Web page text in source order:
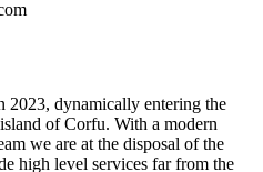
2023, dynamically entering the
of Corfu. With a modern
we are at the disposal of the
high level services far from the